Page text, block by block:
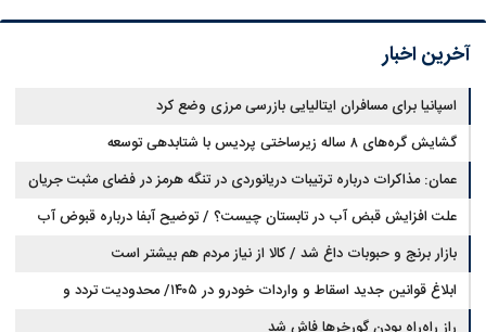
آخرین اخبار
اسپانیا برای مسافران ایتالیایی بازرسی مرزی وضع کرد
گشایش گره‌های ۸ ساله زیرساختی پردیس با شتابدهی توسعه
عمان: مذاکرات درباره ترتیبات دریانوردی در تنگه هرمز در فضای مثبت جریان
دارد
علت افزایش قبض آب در تابستان چیست؟ / توضیح آبفا درباره قبوض آب
بازار برنج و حبوبات داغ شد / کالا از نیاز مردم هم بیشتر است
ابلاغ قوانین جدید اسقاط و واردات خودرو در ۱۴۰۵/ محدودیت تردد و